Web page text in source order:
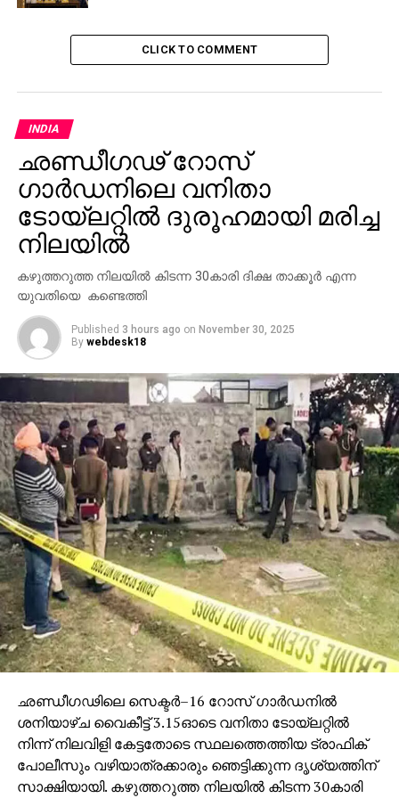
CLICK TO COMMENT
INDIA
ഛണ്ഡീഗഢ് റോസ്
ഗാർഡനിലെ വനിതാ
ടോയ്‌ലറ്റിൽ ദുരൂഹമായി മരിച്ച
നിലയിൽ
കഴുത്തറുത്ത നിലയിൽ കിടന്ന 30കാരി ദിക്ഷ താക്കൂർ എന്ന
യുവതിയെ കണ്ടെത്തി
Published 3 hours ago on November 30, 2025
By webdesk18
ഛണ്ഡീഗഢിലെ സെക്ടർ–16 റോസ് ഗാർഡനിൽ
ശനിയാഴ്ച വൈകീട്ട് 3.15ഓടെ വനിതാ ടോയ്‌ലറ്റിൽ
നിന്ന് നിലവിളി കേട്ടതോടെ സ്ഥലത്തെത്തിയ ട്രാഫിക്
പോലീസും വഴിയാത്രക്കാരും ഞെട്ടിക്കുന്ന ദൃശ്യത്തിന്
സാക്ഷിയായി. കഴുത്തറുത്ത നിലയിൽ കിടന്ന 30കാരി